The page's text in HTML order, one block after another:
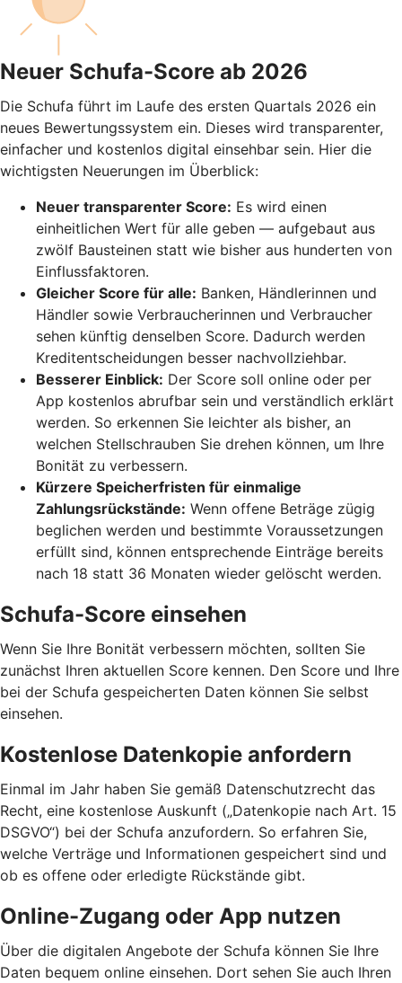
Neuer Schufa-Score ab 2026
Die Schufa führt im Laufe des ersten Quartals 2026 ein
neues Bewertungssystem ein. Dieses wird transparenter,
einfacher und kostenlos digital einsehbar sein. Hier die
wichtigsten Neuerungen im Überblick:
Neuer transparenter Score: Es wird einen
einheitlichen Wert für alle geben — aufgebaut aus
zwölf Bausteinen statt wie bisher aus hunderten von
Einflussfaktoren.
Gleicher Score für alle: Banken, Händlerinnen und
Händler sowie Verbraucherinnen und Verbraucher
sehen künftig denselben Score. Dadurch werden
Kreditentscheidungen besser nachvollziehbar.
Besserer Einblick: Der Score soll online oder per
App kostenlos abrufbar sein und verständlich erklärt
werden. So erkennen Sie leichter als bisher, an
welchen Stellschrauben Sie drehen können, um Ihre
Bonität zu verbessern.
Kürzere Speicherfristen für einmalige
Zahlungsrückstände: Wenn offene Beträge zügig
beglichen werden und bestimmte Voraussetzungen
erfüllt sind, können entsprechende Einträge bereits
nach 18 statt 36 Monaten wieder gelöscht werden.
Schufa-Score einsehen
Wenn Sie Ihre Bonität verbessern möchten, sollten Sie
zunächst Ihren aktuellen Score kennen. Den Score und Ihre
bei der Schufa gespeicherten Daten können Sie selbst
einsehen.
Kostenlose Datenkopie anfordern
Einmal im Jahr haben Sie gemäß Datenschutzrecht das
Recht, eine kostenlose Auskunft („Datenkopie nach Art. 15
DSGVO“) bei der Schufa anzufordern. So erfahren Sie,
welche Verträge und Informationen gespeichert sind und
ob es offene oder erledigte Rückstände gibt.
Online-Zugang oder App nutzen
Über die digitalen Angebote der Schufa können Sie Ihre
Daten bequem online einsehen. Dort sehen Sie auch Ihren